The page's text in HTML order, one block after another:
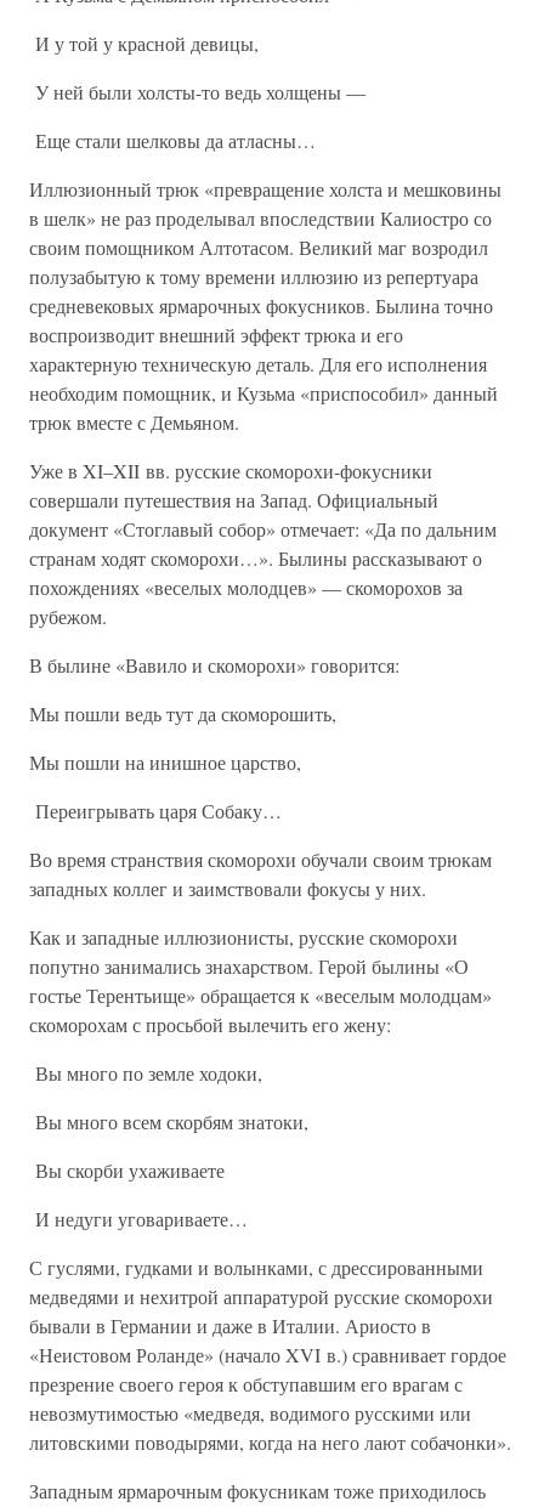
И у той у красной девицы,
У ней были холсты-то ведь холщены —
Еще стали шелковы да атласны…
Иллюзионный трюк «превращение холста и мешковины
в шелк» не раз проделывал впоследствии Калиостро со
своим помощником Алтотасом. Великий маг возродил
полузабытую к тому времени иллюзию из репертуара
средневековых ярмарочных фокусников. Былина точно
воспроизводит внешний эффект трюка и его
характерную техническую деталь. Для его исполнения
необходим помощник, и Кузьма «приспособил» данный
трюк вместе с Демьяном.
Уже в XI–XII вв. русские скоморохи-фокусники
совершали путешествия на Запад. Официальный
документ «Стоглавый собор» отмечает: «Да по дальним
странам ходят скоморохи…». Былины рассказывают о
похождениях «веселых молодцев» — скоморохов за
рубежом.
В былине «Вавило и скоморохи» говорится:
Мы пошли ведь тут да скоморошить,
Мы пошли на инишное царство,
Переигрывать царя Собаку…
Во время странствия скоморохи обучали своим трюкам
западных коллег и заимствовали фокусы у них.
Как и западные иллюзионисты, русские скоморохи
попутно занимались знахарством. Герой былины «О
гостье Терентьище» обращается к «веселым молодцам»
скоморохам с просьбой вылечить его жену:
Вы много по земле ходоки,
Вы много всем скорбям знатоки,
Вы скорби ухаживаете
И недуги уговариваете…
С гуслями, гудками и волынками, с дрессированными
медведями и нехитрой аппаратурой русские скоморохи
бывали в Германии и даже в Италии. Ариосто в
«Неистовом Роланде» (начало XVI в.) сравнивает гордое
презрение своего героя к обступавшим его врагам с
невозмутимостью «медведя, водимого русскими или
литовскими поводырями, когда на него лают собачонки».
Западным ярмарочным фокусникам тоже приходилось